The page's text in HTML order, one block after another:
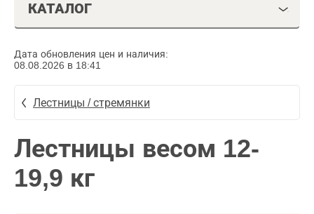
КАТАЛОГ
Дата обновления цен и наличия:
08.08.2026 в 18:41
Лестницы / стремянки
Лестницы весом 12-
19,9 кг